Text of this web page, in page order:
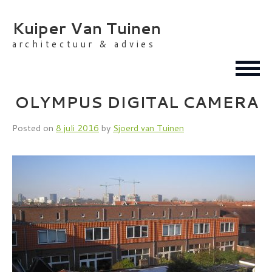
content
Kuiper Van Tuinen
architectuur & advies
OLYMPUS DIGITAL CAMERA
Posted on 8 juli 2016 by Sjoerd van Tuinen